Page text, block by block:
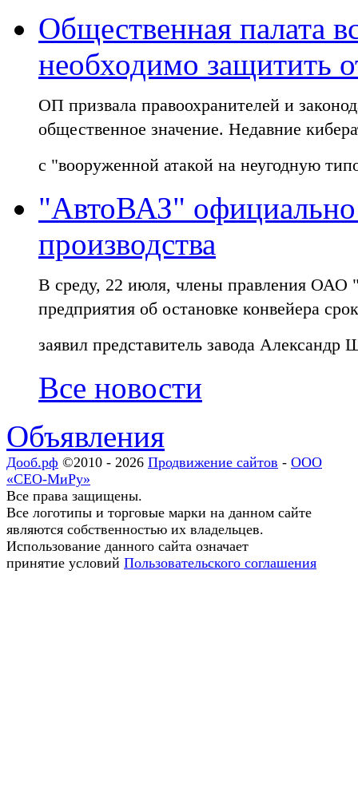
Общественная палата
необходимо защитить
ОП призвала правоохранителей и
общественное значение. Недавние
с "вооруженной атакой на неугодную
"АвтоВАЗ" официально
производства
В среду, 22 июля, члены правления ОАО
предприятия об остановке конвейера
заявил представитель завода
Все новости
Объявления
Дооб.рф ©2010 - 2026 Продвижение сайтов - ООО
«СЕО-МиРу»
Все права защищены.
Все логотипы и торговые марки на данном сайте
являются собственностью их владельцев.
Использование данного сайта означает
принятие условий Пользовательского соглашения